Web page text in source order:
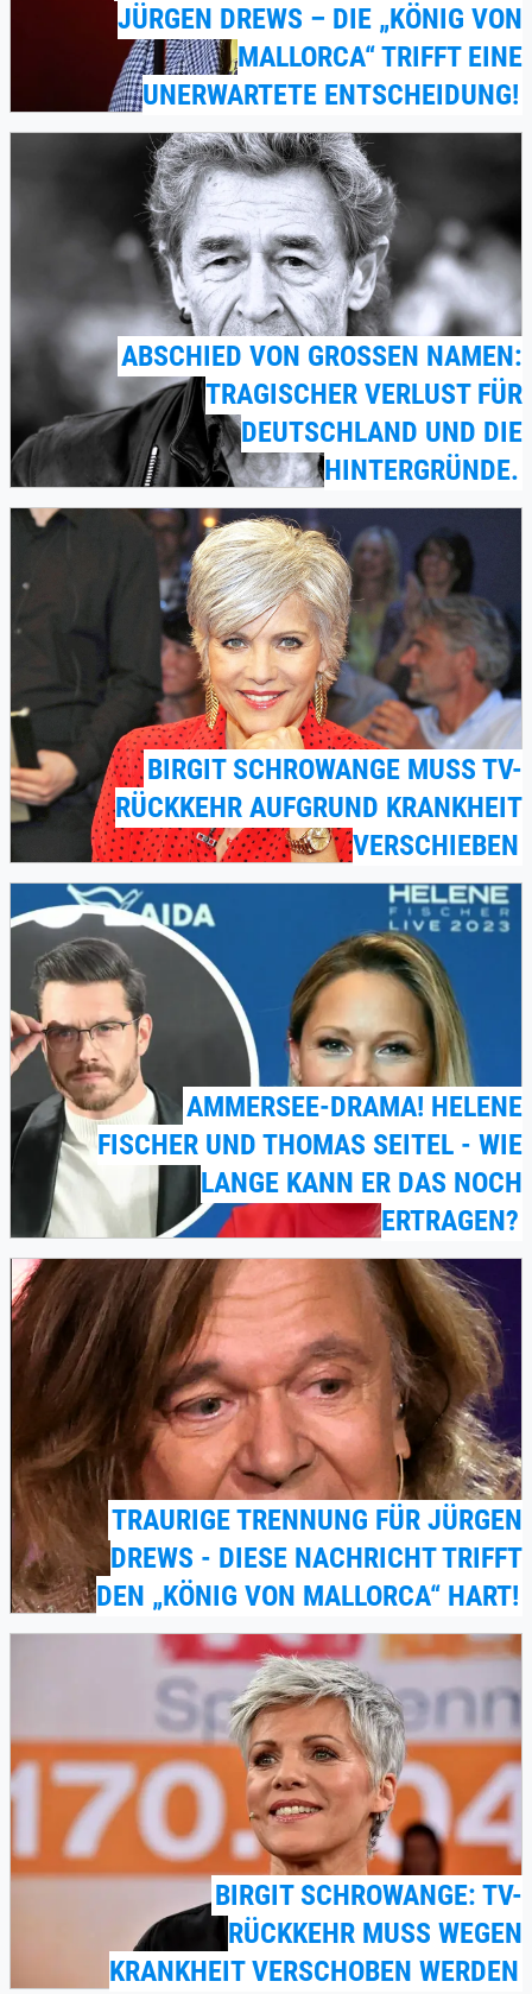
JÜRGEN DREWS – DIE „KÖNIG VON
MALLORCA“ TRIFFT EINE
UNERWARTETE ENTSCHEIDUNG!
ABSCHIED VON GROSSEN NAMEN: T
RAGISCHER VERLUST FÜR D
EUTSCHLAND UND DIE H
INTERGRÜNDE.
BIRGIT SCHROWANGE MUSS TV-
RÜCKKEHR AUFGRUND KRANKHEIT
VERSCHIEBEN
AMMERSEE-DRAMA! HELENE
FISCHER UND THOMAS SEITEL - WIE
LANGE KANN ER DAS NOCH
ERTRAGEN?
TRAURIGE TRENNUNG FÜR JÜRGEN
DREWS - DIESE NACHRICHT TRIFFT
DEN „KÖNIG VON MALLORCA“ HART!
BIRGIT SCHROWANGE: TV-
RÜCKKEHR MUSS WEGEN
KRANKHEIT VERSCHOBEN WERDEN